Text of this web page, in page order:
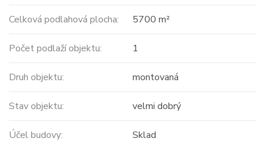
Celková podlahová plocha: 5700 m²
Počet podlaží objektu: 1
Druh objektu: montovaná
Stav objektu: velmi dobrý
Účel budovy: Sklad